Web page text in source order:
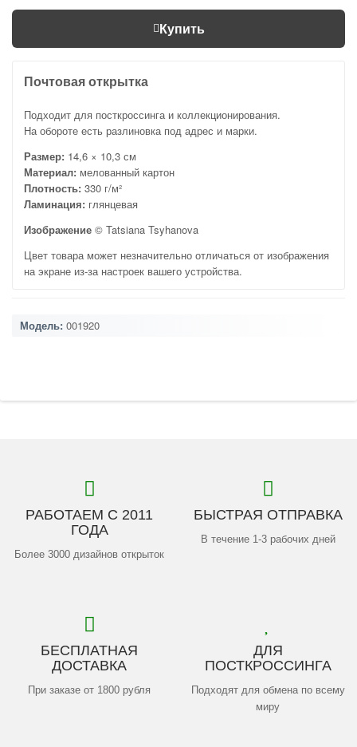
Купить
Почтовая открытка
Подходит для посткроссинга и коллекционирования.
На обороте есть разлиновка под адрес и марки.
Размер: 14,6 × 10,3 см
Материал: мелованный картон
Плотность: 330 г/м²
Ламинация: глянцевая
Изображение © Tatsiana Tsyhanova
Цвет товара может незначительно отличаться от изображения
на экране из-за настроек вашего устройства.
Модель: 001920
РАБОТАЕМ С 2011
ГОДА
Более 3000 дизайнов открыток
БЫСТРАЯ ОТПРАВКА
В течение 1-3 рабочих дней
БЕСПЛАТНАЯ
ДОСТАВКА
При заказе от 1800 рубля
ДЛЯ
ПОСТКРОССИНГА
Подходят для обмена по всему
миру